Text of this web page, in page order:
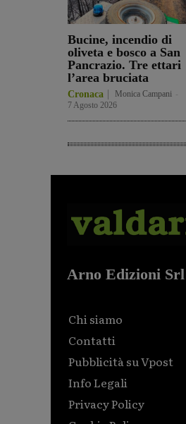
Bucine, incendio di
oliveta e bosco a San
Pancrazio. Tre ettari
l’area bruciata
Cronaca Monica Campani
7 Agosto 2026
Arno Edizioni Srl
Chi siamo
Contatti
Pubblicità su Vpost
Info Legali
Privacy Policy